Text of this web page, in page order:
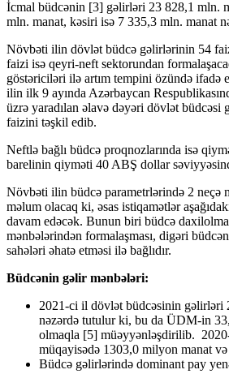
İcmal büdcənin [3] gəlirləri 23 828,1 mln.
mln. manat, kəsiri isə 7 335,3 mln. manat
Növbəti ilin dövlət büdcə gəlirlərinin 54
faizi isə qeyri-neft sektorundan
göstəriciləri ilə artım tempini özündə ifadə
ilin ilk 9 ayında Azərbaycan
üzrə yaradılan əlavə dəyəri dövlət büdcəsi
faizini təşkil edib.
Neftlə bağlı büdcə proqnozlarında isə
barelinin qiyməti 40 ABŞ dollar
Növbəti ilin büdcə parametrlərində 2 neçə
məlum olacaq ki, əsas istiqamətlər
davam edəcək. Bunun biri büdcə
mənbələrindən formalaşması, digəri
sahələri əhatə etməsi ilə bağlıdır.
Büdcənin gəlir mənbələri:
2021-ci il dövlət büdcəsinin gəlirləri
nəzərdə tutulur ki, bu da ÜDM-in
olmaqla [5] müəyyənləşdirilib.
müqayisədə 1303,0 milyon manat
Büdcə gəlirlərində dominant pay